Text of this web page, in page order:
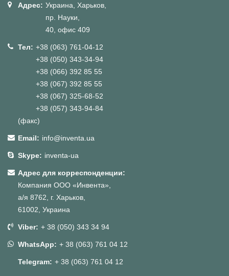
Адрес: Украина, Харьков,
пр. Науки,
40, офис 409
Тел: +38 (063) 761-04-12
+38 (050) 343-34-94
+38 (066) 392 85 55
+38 (067) 392 85 55
+38 (067) 325-68-52
+38 (057) 343-94-84
(факс)
Email: info@inventa.ua
Skype: inventa-ua
Адрес для корреспонденции:
Компания ООО «Инвента»,
а/я 8762, г. Харьков,
61002, Украина
Viber: + 38 (050) 343 34 94
WhatsApp: + 38 (063) 761 04 12
Telegram: + 38 (063) 761 04 12